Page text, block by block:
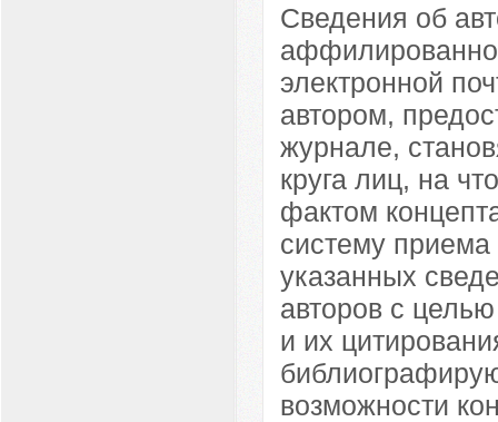
Сведения об
электронной
автором,
журнале,
круга лиц, на
фактом
систему
указанных
авторов с
и их
возможности